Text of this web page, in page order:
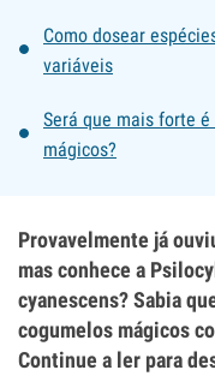
Como dosear
variáveis
Será que mais forte
mágicos?
Provavelmente já
mas conhece a
cyanescens? Sabia
cogumelos mágicos
Continue a ler para